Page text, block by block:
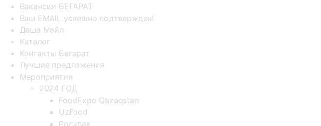
Вакансии БЕГАРАТ
Ваш EMAIL успешно подтвержден!
Даша Мэйл
Каталог
Контакты Бегарат
Лучшие предложения
Мероприятия
2024 ГОД
FoodExpo Qazaqstan
UzFood
Росупак